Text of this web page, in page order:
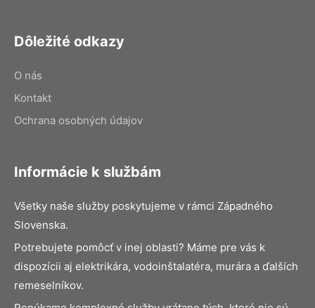
Dôležité odkazy
O nás
Kontakt
Ochrana osobných údajov
Informácie k službám
Všetky naše služby poskytujeme v rámci Západného
Slovenska.
Potrebujete pomôcť v inej oblasti? Máme pre vás k
dispozícii aj elektrikára, vodoinštalatéra, murára a ďalších
remeselníkov.